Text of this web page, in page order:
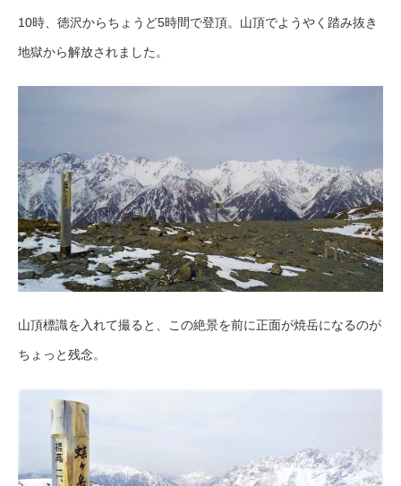
10時、徳沢からちょうど5時間で登頂。山頂でようやく踏み抜き
地獄から解放されました。
山頂標識を入れて撮ると、この絶景を前に正面が焼岳になるのが
ちょっと残念。